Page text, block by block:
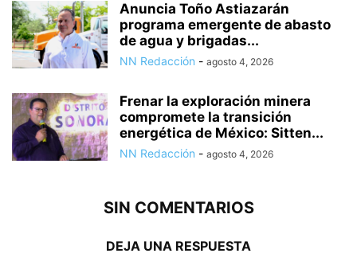
Anuncia Toño Astiazarán
programa emergente de abasto
de agua y brigadas...
NN Redacción - agosto 4, 2026
Frenar la exploración minera
compromete la transición
energética de México: Sitten...
NN Redacción - agosto 4, 2026
SIN COMENTARIOS
DEJA UNA RESPUESTA